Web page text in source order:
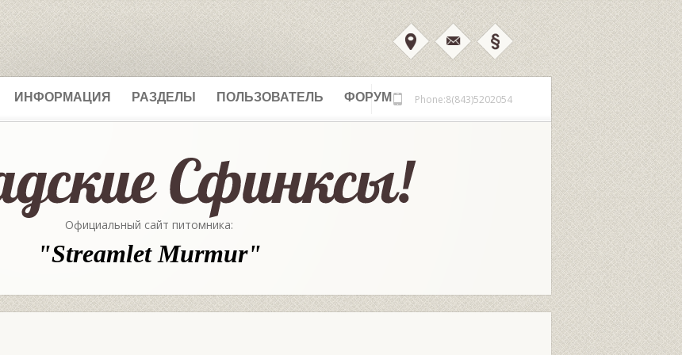
ИНФОРМАЦИЯ РАЗДЕЛЫ ПОЛЬЗОВАТЕЛЬ ФОРУМ Phone:8(843)5202054
Официальный сайт питомника:
"Streamlet Murmur"